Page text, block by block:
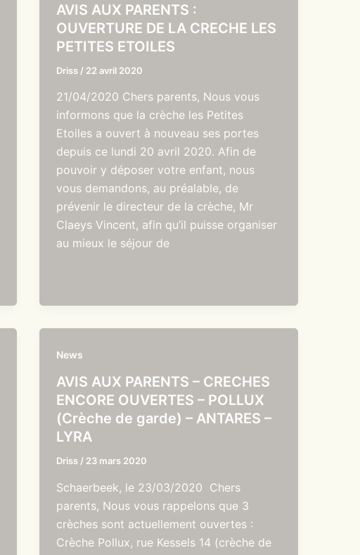
AVIS AUX PARENTS :
OUVERTURE DE LA CRECHE LES
PETITES ETOILES
Driss / 22 avril 2020
21/04/2020 Chers parents, Nous vous
informons que la crèche les Petites
Etoiles a ouvert à nouveau ses portes
depuis ce lundi 20 avril 2020. Afin de
pouvoir y déposer votre enfant, nous
vous demandons, au préalable, de
prévenir le directeur de la crèche, Mr
Claeys Vincent, afin qu’il puisse organiser
au mieux le séjour de
News
AVIS AUX PARENTS – CRECHES
ENCORE OUVERTES – POLLUX
(Crèche de garde) – ANTARES –
LYRA
Driss / 23 mars 2020
Schaerbeek, le 23/03/2020 Chers
parents, Nous vous rappelons que 3
crèches sont actuellement ouvertes :
Crèche Pollux, rue Kessels 14 (crèche de